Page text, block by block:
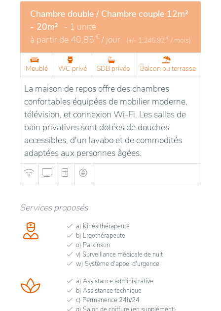
Chambre double / Chambre couple 12m²
- 20m² - 1 unité
à partir de 40,85 € / jour (+/- 1.245,92 € / mois)
Meublé WC privé SDB privée Balcon ou terrasse
La maison de repos offre des chambres
confortables équipées de mobilier moderne,
télévision, et connexion Wi-Fi. Les salles de
bain privatives sont dotées de douches
accessibles, d'un lavabo et de commodités
adaptées aux personnes âgées.
Services proposés
a) Kinésithérapeute
b) Ergothérapeute
o) Parkinson
v) Surveillance médicale de nuit
w) Système d'appel d'urgence
a) Assistance administrative
b) Assistance technique
c) Permanence 24h/24